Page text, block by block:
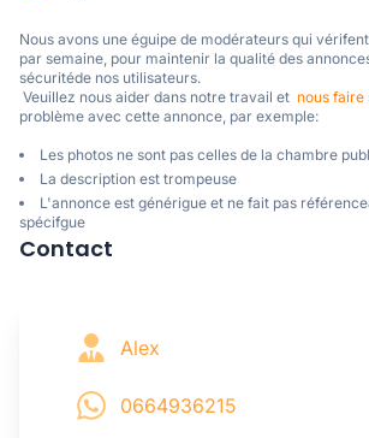
Nous avons une éguipe de modérateurs qui
par semaine, pour maintenir la qualité des
sécuritéde nos utilisateurs.
Veuillez nous aider dans notre travail et nous faire
problème avec cette annonce, par exemple:
Les photos ne sont pas celles de la chambre
La description est trompeuse
L'annonce est générigue et ne fait pas
spécifgue
Contact
Alex
0664936215